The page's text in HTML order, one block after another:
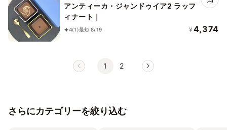
アンティーカ・ジャンドゥイア2 ラッフ
ィナート｜
4(1)最短 8/19 ¥ 4,374
1 2
さらにカテゴリーを絞り込む